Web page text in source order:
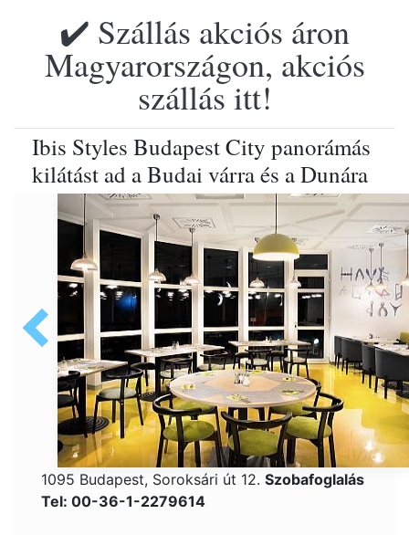
✔️ Szállás akciós áron
Magyarországon, akciós
szállás itt!
Ibis Styles Budapest City panorámás
kilátást ad a Budai várra és a Dunára
1095 Budapest, Soroksári út 12. Szobafoglalás
Tel: 00-36-1-2279614